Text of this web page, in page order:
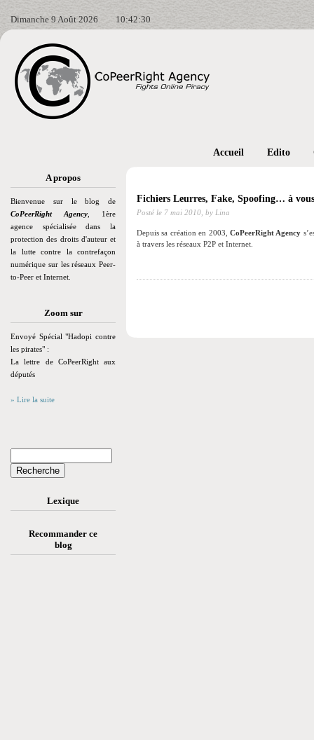
Dimanche 9 Août 2026 10:42:31
A propos
Bienvenue sur le blog de
CoPeerRight Agency , 1ère
agence spécialisée dans la
protection des droits d'auteur et
la lutte contre la contrefaçon
numérique sur les réseaux Peer-
to-Peer et Internet.
Zoom sur
Envoyé Spécial "Hadopi contre
les pirates" :
La lettre de CoPeerRight aux
députés
» Lire la suite
Lexique
Recommander ce
blog
Accueil Edito
Fichiers Leurres, Fake, Spoofing… à
Posté le 7 mai 2010, by Lina
Depuis sa création en 2003, CoPeerRight Agency
à travers les réseaux P2P et Internet.